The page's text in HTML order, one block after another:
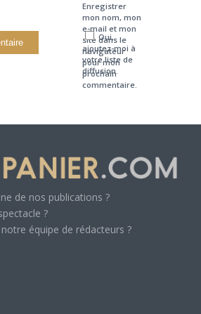
Enregistrer
mon nom, mon
e-mail et mon
site dans le
navigateur
pour mon
prochain
commentaire.
Oui,
ajoutez-moi à
votre liste de
diffusion.
de nos publications ?
?
équipe de rédacteurs ?